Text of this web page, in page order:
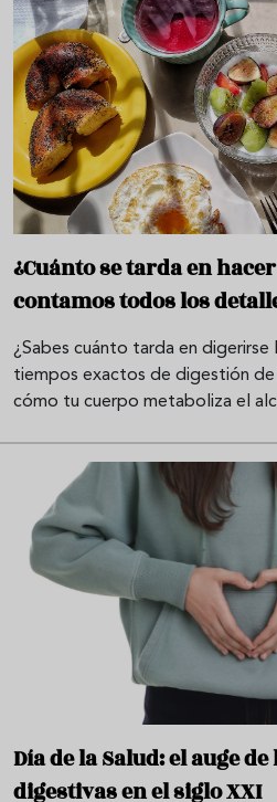
¿Cuánto se tarda en
contamos todos los
¿Sabes cuánto tarda en digerirse
tiempos exactos de digestión
cómo tu cuerpo metaboliza el
Día de la Salud: el auge
digestivas en el siglo XXI